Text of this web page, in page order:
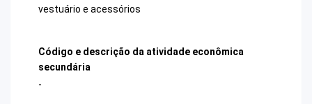
vestuário e acessórios
Código e descrição da atividade econômica
secundária
-